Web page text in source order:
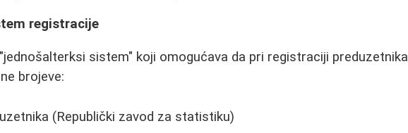
registracije
sistem" koji omogućava da pri registraciji preduzetnika
brojeve:
(Republički zavod za statistiku)